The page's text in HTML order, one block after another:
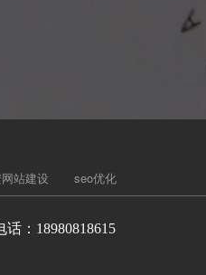
站建设 seo优化
话：18980818615